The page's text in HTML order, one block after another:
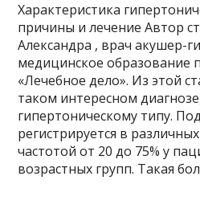
Характеристика
причины и лечение Автор
Александра , врач акушер-
медицинское образование
«Лечебное дело». Из этой
таком интересном
гипертоническому типу.
регистрируется в
частотой от 20 до 75% у
возрастных групп. Такая